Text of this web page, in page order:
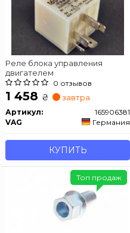
Реле блока управления
двигателем
0 отзывов
1 458 ₴ завтра
Артикул:
165906381
VAG
Германия
КУПИТЬ
Топ продаж